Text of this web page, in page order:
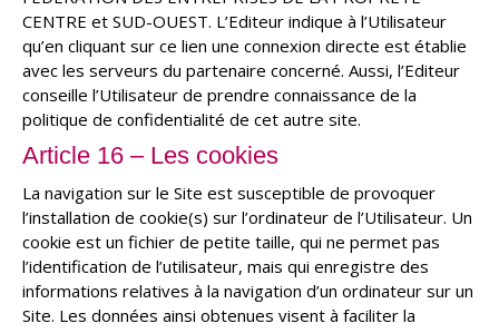
CENTRE et SUD-OUEST. L’Editeur indique à l’Utilisateur
qu’en cliquant sur ce lien une connexion directe est établie
avec les serveurs du partenaire concerné. Aussi, l’Editeur
conseille l’Utilisateur de prendre connaissance de la
politique de confidentialité de cet autre site.
Article 16 – Les cookies
La navigation sur le Site est susceptible de provoquer
l’installation de cookie(s) sur l’ordinateur de l’Utilisateur. Un
cookie est un fichier de petite taille, qui ne permet pas
l’identification de l’utilisateur, mais qui enregistre des
informations relatives à la navigation d’un ordinateur sur un
Site. Les données ainsi obtenues visent à faciliter la